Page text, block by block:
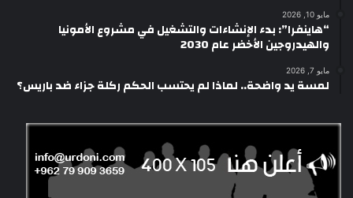
مايو 10, 2026
“هاينفرا”: بدء الإنشاءات والتشغيل في مشروع الأمونيا
والهيدروجين الأخضر عام 2030
مايو 7, 2026
لمسة يد واضحة.. لماذا لم يحتسب الحكم ركلة جزاء ضد باريس؟